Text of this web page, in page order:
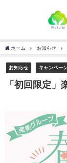
ホーム お知らせ
お知らせ キャンペー
「初回限定」